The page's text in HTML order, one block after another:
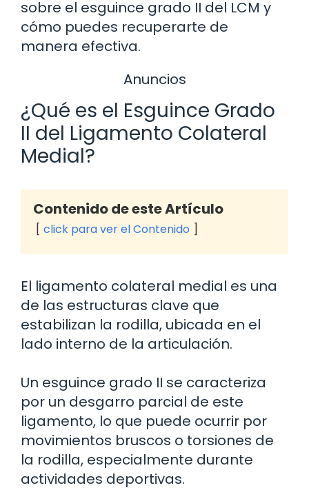
sobre el esguince grado II del LCM y
cómo puedes recuperarte de
manera efectiva.
Anuncios
¿Qué es el Esguince Grado
II del Ligamento Colateral
Medial?
Contenido de este Artículo
click para ver el Contenido
El ligamento colateral medial es una
de las estructuras clave que
estabilizan la rodilla, ubicada en el
lado interno de la articulación.
Un esguince grado II se caracteriza
por un desgarro parcial de este
ligamento, lo que puede ocurrir por
movimientos bruscos o torsiones de
la rodilla, especialmente durante
actividades deportivas.